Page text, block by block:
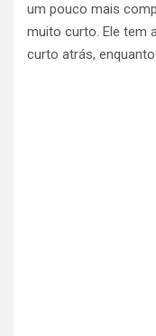
um pouco mais
muito curto. Ele tem
curto atrás,